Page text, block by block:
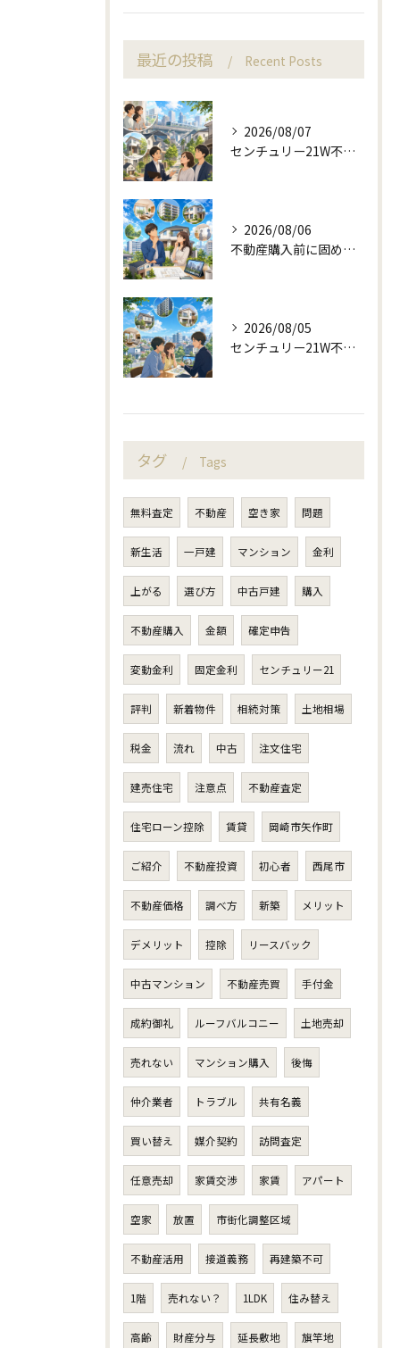
最近の投稿 Recent Posts
2026/08/07
センチュリー21W不動産販売の駅近相談と地域目線
2026/08/06
不動産購入前に固める資金計画と住み替え判断
2026/08/05
センチュリー21W不動産販売と町目線の不動産相談
タグ Tags
無料査定 不動産 空き家 問題
新生活 一戸建 マンション 金利
上がる 選び方 中古戸建 購入
不動産購入 金額 確定申告
変動金利 固定金利 センチュリー21
評判 新着物件 相続対策 土地相場
税金 流れ 中古 注文住宅
建売住宅 注意点 不動産査定
住宅ローン控除 賃貸 岡崎市矢作町
ご紹介 不動産投資 初心者 西尾市
不動産価格 調べ方 新築 メリット
デメリット 控除 リースバック
中古マンション 不動産売買 手付金
成約御礼 ルーフバルコニー 土地売却
売れない マンション購入 後悔
仲介業者 トラブル 共有名義
買い替え 媒介契約 訪問査定
任意売却 家賃交渉 家賃 アパート
空家 放置 市街化調整区域
不動産活用 接道義務 再建築不可
1階 売れない？ 1LDK 住み替え
高齢 財産分与 延長敷地 旗竿地